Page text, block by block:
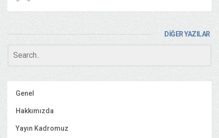
DİĞER YAZILAR
Genel
Hakkımızda
Yayın Kadromuz